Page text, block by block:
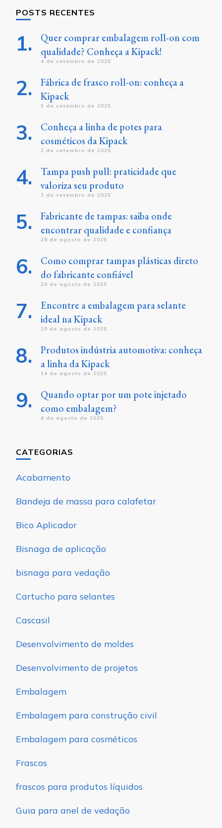
POSTS RECENTES
Quer comprar embalagem roll-on com
qualidade? Conheça a Kipack!
4 de setembro de 2025
Fábrica de frasco roll-on: conheça a
Kipack
3 de setembro de 2025
Conheça a linha de potes para
cosméticos da Kipack
2 de setembro de 2025
Tampa push pull: praticidade que
valoriza seu produto
1 de setembro de 2025
Fabricante de tampas: saiba onde
encontrar qualidade e confiança
28 de agosto de 2025
Como comprar tampas plásticas direto
do fabricante confiável
20 de agosto de 2025
Encontre a embalagem para selante
ideal na Kipack
20 de agosto de 2025
Produtos indústria automotiva: conheça
a linha da Kipack
14 de agosto de 2025
Quando optar por um pote injetado
como embalagem?
4 de agosto de 2025
CATEGORIAS
Acabamento
Bandeja de massa para calafetar
Bico Aplicador
Bisnaga de aplicação
bisnaga para vedação
Cartucho para selantes
Cascasil
Desenvolvimento de moldes
Desenvolvimento de projetos
Embalagem
Embalagem para construção civil
Embalagem para cosméticos
Frascos
frascos para produtos líquidos
Guia para anel de vedação